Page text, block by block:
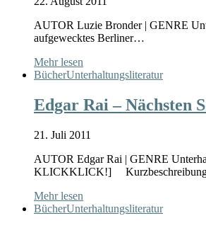
AUTOR Luzie Bronder | GENRE
aufgewecktes Berliner…
Mehr lesen
BücherUnterhaltungsliteratur
Edgar Rai – Nächsten
21. Juli 2011
AUTOR Edgar Rai | GENRE
KLICKKLICK!] Kurzbeschreibung
Mehr lesen
BücherUnterhaltungsliteratur